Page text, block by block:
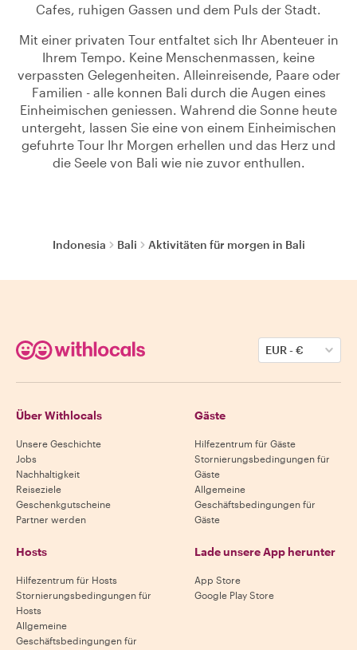
Cafes, ruhigen Gassen und dem Puls der Stadt.
Mit einer privaten Tour entfaltet sich Ihr Abenteuer in
Ihrem Tempo. Keine Menschenmassen, keine
verpassten Gelegenheiten. Alleinreisende, Paare oder
Familien - alle konnen Bali durch die Augen eines
Einheimischen geniessen. Wahrend die Sonne heute
untergeht, lassen Sie eine von einem Einheimischen
gefuhrte Tour Ihr Morgen erhellen und das Herz und
die Seele von Bali wie nie zuvor enthullen.
Indonesia Bali Aktivitäten für morgen in Bali
EUR-€
Über Withlocals
Unsere Geschichte
Jobs
Nachhaltigkeit
Reiseziele
Geschenkgutscheine
Partner werden
Gäste
Hilfezentrum für Gäste
Stornierungsbedingungen für
Gäste
Allgemeine
Geschäftsbedingungen für
Gäste
Hosts
Hilfezentrum für Hosts
Stornierungsbedingungen für
Hosts
Allgemeine
Geschäftsbedingungen für
Lade unsere App herunter
App Store
Google Play Store